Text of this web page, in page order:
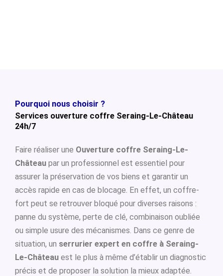
Pourquoi nous choisir ?
Services ouverture coffre Seraing-Le-Château
24h/7
Faire réaliser une Ouverture coffre Seraing-Le-
Château par un professionnel est essentiel pour
assurer la préservation de vos biens et garantir un
accès rapide en cas de blocage. En effet, un coffre-
fort peut se retrouver bloqué pour diverses raisons :
panne du système, perte de clé, combinaison oubliée
ou simple usure des mécanismes. Dans ce genre de
situation, un serrurier expert en coffre à Seraing-
Le-Château est le plus à même d’établir un diagnostic
précis et de proposer la solution la mieux adaptée.